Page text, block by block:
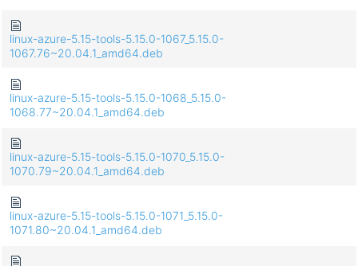
linux-azure-5.15-tools-5.15.0-1067_5.15.0-
1067.76~20.04.1_amd64.deb
linux-azure-5.15-tools-5.15.0-1068_5.15.0-
1068.77~20.04.1_amd64.deb
linux-azure-5.15-tools-5.15.0-1070_5.15.0-
1070.79~20.04.1_amd64.deb
linux-azure-5.15-tools-5.15.0-1071_5.15.0-
1071.80~20.04.1_amd64.deb